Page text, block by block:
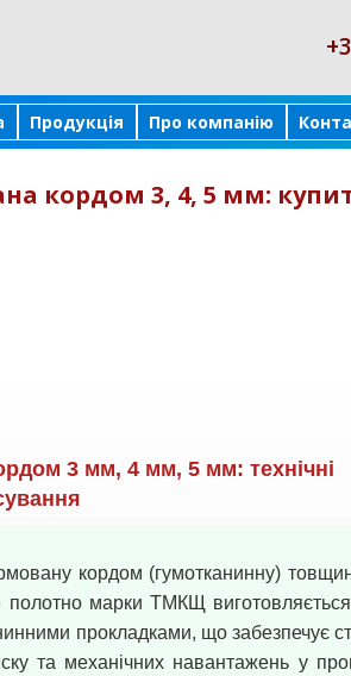
Продукція Про компанію
кордом 3, 4, 5 мм:
3 мм, 4 мм, 5 мм: технічні
кордом (гумотканинну)
марки ТМКЩ
прокладками, що забезпечує
та механічних навантажень у